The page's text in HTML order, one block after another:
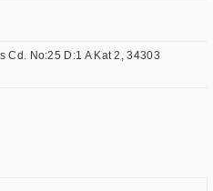
Cd. No:25 D:1 A Kat 2, 34303